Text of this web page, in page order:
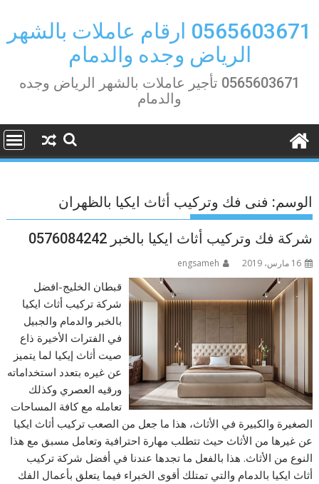
content
0565603671 ارقام عاملات بالشهر
الرياض وجده والدمام
0565603671 تأجير عاملات بالشهر الرياض وجده
والدمام
الوسم: فنى فك وتركيب أثاث ايكيا بالظهران
شركة فك وتركيب أثاث ايكيا بالخبر 0576084242
16 مارس، 2019 engsameh
قبطان الخليج-افضل
شركة تركيب أثاث ايكيا
بالخبر والدمام والجبيل
في الفترات الأخيرة ذاع
صيت أثاث إيكيا لما يتميز
عن غيره بتعدد استخداماته
ورقيه العصري وكذلك
تعامله مع كافة المساحات
الصغيرة والكبيرة في الأثاث، هذا ما جعل من الصعب تركيب أثاث ايكيا
عن غيرها من الأثاث حيث تتطلب مهارة احترافية وتعامل مسبق مع هذا
النوع من الأثاث. هذا بالفعل ما تجدها عندنا في أفضل شركة تركيب
أثاث ايكيا بالدمام والتي تمتلك أقوى الخبراء فيما يتعلق بأعمال الفك